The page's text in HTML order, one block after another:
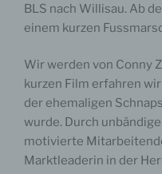
BLS nach Willisau. Ab
einem kurzen
Wir werden von Conny
kurzen Film erfahren
der ehemaligen
wurde. Durch
motivierte
Marktleaderin in der